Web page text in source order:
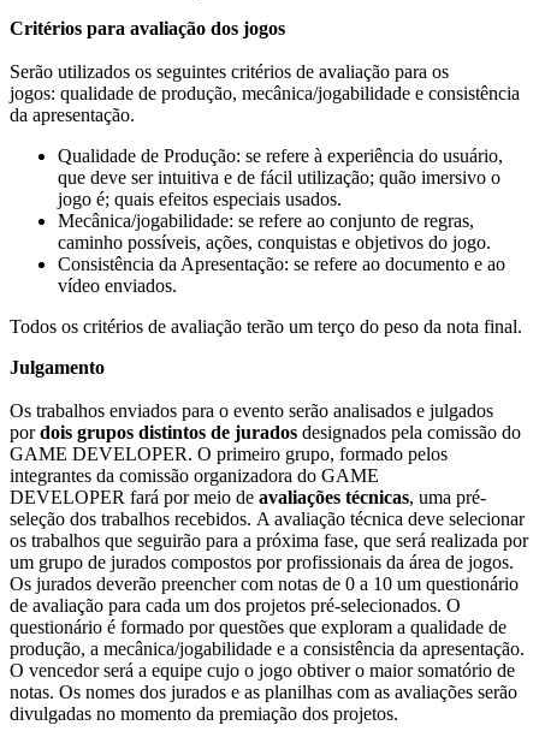
Critérios para avaliação dos jogos
Serão utilizados os seguintes critérios de avaliação para os
jogos: qualidade de produção, mecânica/jogabilidade e consistência
da apresentação.
Qualidade de Produção: se refere à experiência do usuário,
que deve ser intuitiva e de fácil utilização; quão imersivo o
jogo é; quais efeitos especiais usados.
Mecânica/jogabilidade: se refere ao conjunto de regras,
caminho possíveis, ações, conquistas e objetivos do jogo.
Consistência da Apresentação: se refere ao documento e ao
vídeo enviados.
Todos os critérios de avaliação terão um terço do peso da nota final.
Julgamento
Os trabalhos enviados para o evento serão analisados e julgados
pordois grupos distintos de jurados designados pela comissão do
GAME DEVELOPER. O primeiro grupo, formado pelos
integrantes da comissão organizadora do GAME
DEVELOPER fará por meio de avaliações técnicas, uma pré-
seleção dos trabalhos recebidos. A avaliação técnica deve selecionar
os trabalhos que seguirão para a próxima fase, que será realizada por
um grupo de jurados compostos por profissionais da área de jogos.
Os jurados deverão preencher com notas de 0 a 10 um questionário
de avaliação para cada um dos projetos pré-selecionados. O
questionário é formado por questões que exploram a qualidade de
produção, a mecânica/jogabilidade e a consistência da apresentação.
O vencedor será a equipe cujo o jogo obtiver o maior somatório de
notas. Os nomes dos jurados e as planilhas com as avaliações serão
divulgadas no momento da premiação dos projetos.